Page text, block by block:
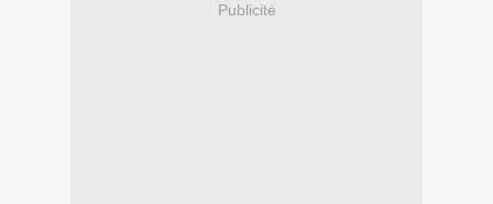
Publicité